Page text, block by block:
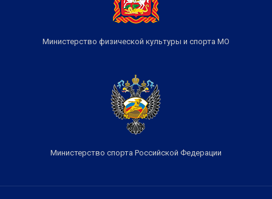
Министерство физической культуры и спорта МО
Министерство спорта Российской Федерации